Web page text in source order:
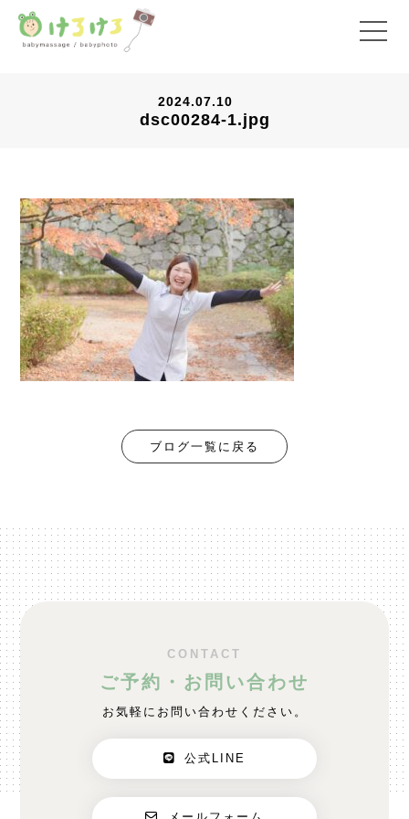
2024.07.10
dsc00284-1.jpg
ブログ一覧に戻る
CONTACT
ご予約・お問い合わせ
お気軽にお問い合わせください。
公式LINE